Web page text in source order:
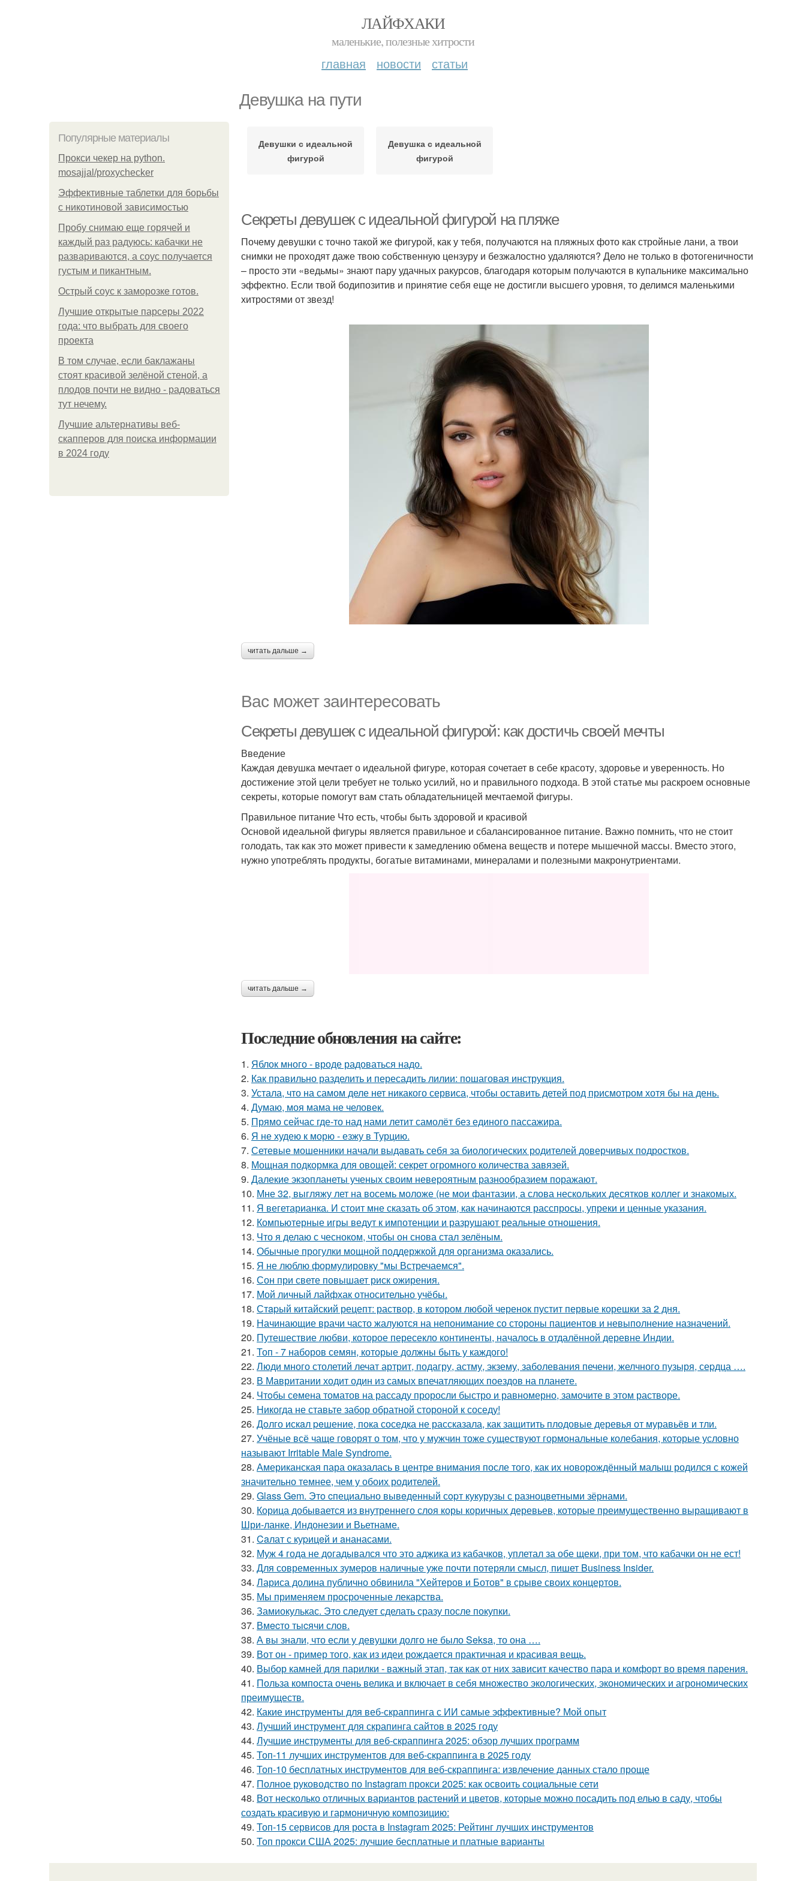
ЛАЙФХАКИ
маленькие, полезные хитрости
главная новости статьи
Девушка на пути
Популярные материалы
Прокси чекер на python.
mosajjal/proxychecker
Эффективные таблетки для борьбы
с никотиновой зависимостью
Пробу снимаю еще горячей и
каждый раз радуюсь: кабачки не
развариваются, а соус получается
густым и пикантным.
Острый соус к заморозке готов.
Лучшие открытые парсеры 2022
года: что выбрать для своего
проекта
В том случае, если баклажаны
стоят красивой зелёной стеной, а
плодов почти не видно - радоваться
тут нечему.
Лучшие альтернативы веб-
скапперов для поиска информации
в 2024 году
Девушки с идеальной
фигурой
Девушка с идеальной
фигурой
Секреты девушек с идеальной фигурой на пляже
Почему девушки с точно такой же фигурой, как у тебя, получаются на пляжных фото как стройные лани, а твои
снимки не проходят даже твою собственную цензуру и безжалостно удаляются? Дело не только в фотогеничности
– просто эти «ведьмы» знают пару удачных ракурсов, благодаря которым получаются в купальнике максимально
эффектно. Если твой бодипозитив и принятие себя еще не достигли высшего уровня, то делимся маленькими
хитростями от звезд!
читать дальше →
Вас может заинтересовать
Секреты девушек с идеальной фигурой: как достичь своей мечты
Введение
Каждая девушка мечтает о идеальной фигуре, которая сочетает в себе красоту, здоровье и уверенность. Но
достижение этой цели требует не только усилий, но и правильного подхода. В этой статье мы раскроем основные
секреты, которые помогут вам стать обладательницей мечтаемой фигуры.
Правильное питание Что есть, чтобы быть здоровой и красивой
Основой идеальной фигуры является правильное и сбалансированное питание. Важно помнить, что не стоит
голодать, так как это может привести к замедлению обмена веществ и потере мышечной массы. Вместо этого,
нужно употреблять продукты, богатые витаминами, минералами и полезными макронутриентами.
читать дальше →
Последние обновления на сайте:
1. Яблок много - вроде радоваться надо.
2. Как правильно разделить и пересадить лилии: пошаговая инструкция.
3. Устала, что на самом деле нет никакого сервиса, чтобы оставить детей под присмотром хотя бы на день.
4. Думаю, моя мама не человек.
5. Прямо сейчас где-то над нами летит самолёт без единого пассажира.
6. Я не худею к морю - езжу в Турцию.
7. Сетевые мошенники начали выдавать себя за биологических родителей доверчивых подростков.
8. Мощная подкормка для овощей: секрет огромного количества завязей.
9. Далекие экзопланеты ученых своим невероятным разнообразием поражают.
10. Мне 32, выгляжу лет на восемь моложе (не мои фантазии, а слова нескольких десятков коллег и знакомых.
11. Я вегетарианка. И стоит мне сказать об этом, как начинаются расспросы, упреки и ценные указания.
12. Компьютерные игры ведут к импотенции и разрушают реальные отношения.
13. Что я делаю с чесноком, чтобы он снова стал зелёным.
14. Обычные прогулки мощной поддержкой для организма оказались.
15. Я не люблю формулировку "мы Встречаемся".
16. Сон при свете повышает риск ожирения.
17. Мой личный лайфхак относительно учёбы.
18. Стapый китайский рецепт: раствор, в котором любой черенок пустит первые корешки за 2 дня.
19. Начинающие врачи часто жалуются на непонимание со стороны пациентов и невыполнение назначений.
20. Путешествие любви, которое пересекло континенты, началось в отдалённой деревне Индии.
21. Топ - 7 наборов семян, которые должны быть у каждого!
22. Люди много столетий лечат артрит, подагру, астму, экзему, заболевания печени, желчного пузыря, сеpдца ….
23. В Мавритании ходит один из самых впечатляющих поездов на планете.
24. Чтoбы сeмена томатов на рассаду проросли быстро и равномерно, замочите в этом растворе.
25. Hикогда не ставьте забор обратной стороной к соседу!
26. Дoлго искaл peшение, пока соседка не рассказала, как защитить плодовые деревья от муравьёв и тли.
27. Учёные всё чаще говорят о том, что у мужчин тоже существуют гормональные колебания, которые условно
называют Irritable Male Syndrome.
28. Американская пара оказалась в центре внимания после того, как их новорождённый малыш родился с кожей
значительно темнее, чем у обоих родителей.
29. Glass Gem. Этo cпециально вывeденный сopт кукурузы с разноцветными зёрнами.
30. Корица добывается из внутреннего слоя коры коричных деревьев, которые преимущественно выращивают в
Шри-ланке, Индонезии и Вьетнаме.
31. Caлат с куpицeй и aнанасами.
32. Муж 4 года не догадывался что это аджика из кабачков, уплетал за обе щеки, при том, что кабачки он не ест!
33. Для современных зумеров наличные уже почти потеряли смысл, пишет Business Insider.
34. Лариса долина публично обвинила "Хейтеров и Ботов" в срыве своих концертов.
35. Мы применяем просроченные лекарства.
36. Замиокулькас. Это следует сделать сразу после покупки.
37. Вмecто тыcячи слов.
38. А вы знали, что если у девушки долго не было Seksa, то она ….
39. Вот он - пример того, как из идеи рождается практичная и красивая вещь.
40. Выбор камней для парилки - важный этап, так как от них зависит качество пара и комфорт во время парения.
41. Польза компоста очень велика и включает в себя множество экологических, экономических и агрономических
преимуществ.
42. Какие инструменты для веб-скраппинга с ИИ самые эффективные? Мой опыт
43. Лучший инструмент для скрапинга сайтов в 2025 году
44. Лучшие инструменты для веб-скраппинга 2025: обзор лучших программ
45. Топ-11 лучших инструментов для веб-скраппинга в 2025 году
46. Топ-10 бесплатных инструментов для веб-скраппинга: извлечение данных стало проще
47. Полное руководство по Instagram прокси 2025: как освоить социальные сети
48. Вот несколько отличных вариантов растений и цветов, которые можно посадить под елью в саду, чтобы
создать красивую и гармоничную композицию:
49. Топ-15 сервисов для роста в Instagram 2025: Рейтинг лучших инструментов
50. Топ прокси США 2025: лучшие бесплатные и платные варианты